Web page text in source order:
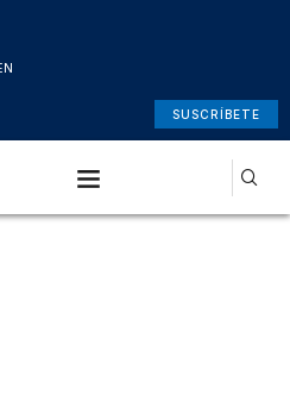
SUSCRÍBETE